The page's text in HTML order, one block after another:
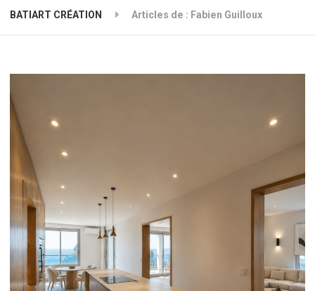
BATIART CRÉATION Articles de : Fabien Guilloux